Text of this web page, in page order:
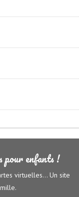
pour enfants !
virtuelles... Un site